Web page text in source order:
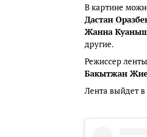
В картине
Дастан
Жанна
другие.
Режиссер ленты
Бакытжан
Лента выйдет в